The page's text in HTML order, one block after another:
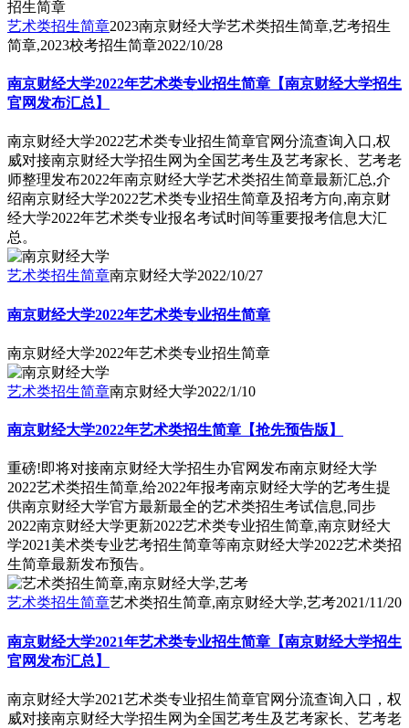
艺术类招生简章2023南京财经大学艺术类招生简章,艺考招生
简章,2023校考招生简章2022/10/28
南京财经大学2022年艺术类专业招生简章【南京财经大学招生
官网发布汇总】
南京财经大学2022艺术类专业招生简章官网分流查询入口,权
威对接南京财经大学招生网为全国艺考生及艺考家长、艺考老
师整理发布2022年南京财经大学艺术类招生简章最新汇总,介
绍南京财经大学2022艺术类专业招生简章及招考方向,南京财
经大学2022年艺术类专业报名考试时间等重要报考信息大汇
总。
艺术类招生简章南京财经大学2022/10/27
南京财经大学2022年艺术类专业招生简章
南京财经大学2022年艺术类专业招生简章
艺术类招生简章南京财经大学2022/1/10
南京财经大学2022年艺术类招生简章【抢先预告版】
重磅!即将对接南京财经大学招生办官网发布南京财经大学
2022艺术类招生简章,给2022年报考南京财经大学的艺考生提
供南京财经大学官方最新最全的艺术类招生考试信息,同步
2022南京财经大学更新2022艺术类专业招生简章,南京财经大
学2021美术类专业艺考招生简章等南京财经大学2022艺术类招
生简章最新发布预告。
艺术类招生简章艺术类招生简章,南京财经大学,艺考2021/11/20
南京财经大学2021年艺术类专业招生简章【南京财经大学招生
官网发布汇总】
南京财经大学2021艺术类专业招生简章官网分流查询入口，权
威对接南京财经大学招生网为全国艺考生及艺考家长、艺考老